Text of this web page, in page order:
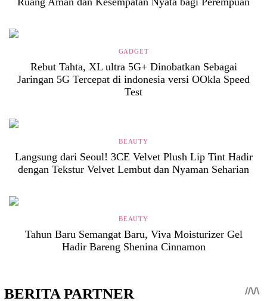
GADGET
Rebut Tahta, XL ultra 5G+ Dinobatkan Sebagai
Jaringan 5G Tercepat di indonesia versi OOkla Speed
Test
BEAUTY
Langsung dari Seoul! 3CE Velvet Plush Lip Tint Hadir
dengan Tekstur Velvet Lembut dan Nyaman Seharian
BEAUTY
Tahun Baru Semangat Baru, Viva Moisturizer Gel
Hadir Bareng Shenina Cinnamon